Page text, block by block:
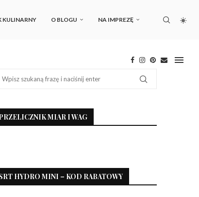
KULINARNY O BLOGU NA IMPREZĘ
MIAR I WAG
HYDRO MINI – KOD RABATOWY